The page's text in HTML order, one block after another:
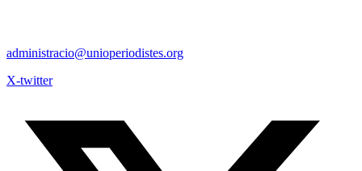
administracio@unioperiodistes.org
X-twitter